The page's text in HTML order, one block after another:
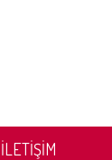
İLETİŞİM